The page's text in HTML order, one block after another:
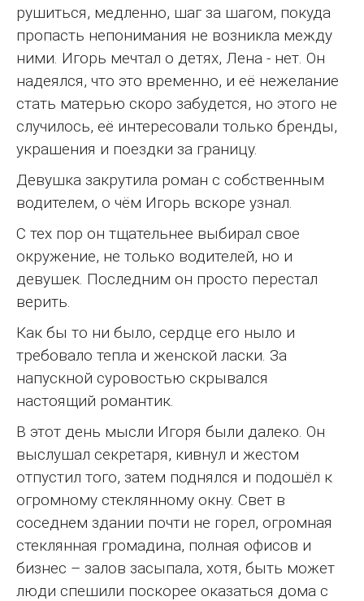
рушиться, медленно, шаг за шагом, покуда
пропасть непонимания не возникла между
ними. Игорь мечтал о детях, Лена - нет. Он
надеялся, что это временно, и её нежелание
стать матерью скоро забудется, но этого не
случилось, её интересовали только бренды,
украшения и поездки за границу.
Девушка закрутила роман с собственным
водителем, о чём Игорь вскоре узнал.
С тех пор он тщательнее выбирал свое
окружение, не только водителей, но и
девушек. Последним он просто перестал
верить.
Как бы то ни было, сердце его ныло и
требовало тепла и женской ласки. За
напускной суровостью скрывался
настоящий романтик.
В этот день мысли Игоря были далеко. Он
выслушал секретаря, кивнул и жестом
отпустил того, затем поднялся и подошёл к
огромному стеклянному окну. Свет в
соседнем здании почти не горел, огромная
стеклянная громадина, полная офисов и
бизнес – залов засыпала, хотя, быть может
люди спешили поскорее оказаться дома с